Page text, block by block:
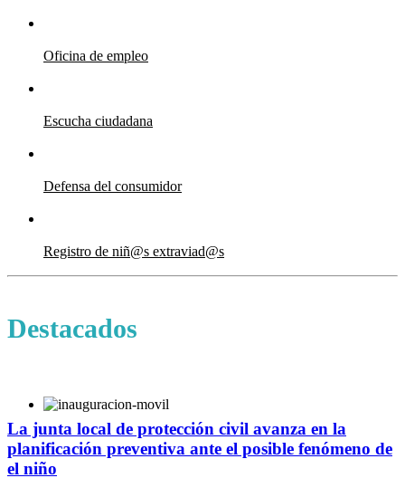
Oficina de empleo
Escucha ciudadana
Defensa del consumidor
Registro de niñ@s extraviad@s
Destacados
la junta local de protección civil avanza en la
planificación preventiva ante el posible fenómeno de
el niño